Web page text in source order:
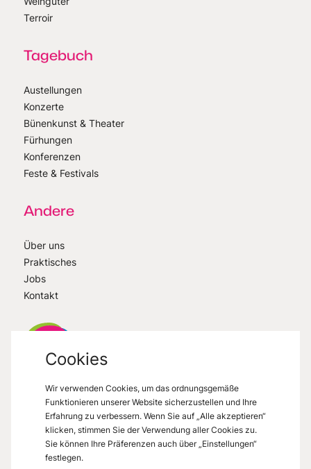
Terroir
Tagebuch
Austellungen
Konzerte
Bünenkunst & Theater
Fürhungen
Konferenzen
Feste & Festivals
Andere
Über uns
Praktisches
Jobs
Kontakt
VisitMons 2026- All right reserved
Grand Place 27, 7000 Mons
Cookies
Wir verwenden Cookies, um das ordnungsgemäße
Funktionieren unserer Website sicherzustellen und Ihre
Erfahrung zu verbessern. Wenn Sie auf „Alle akzeptieren“
klicken, stimmen Sie der Verwendung aller Cookies zu.
Sie können Ihre Präferenzen auch über „Einstellungen“
festlegen.